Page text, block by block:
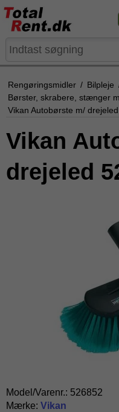
Rengøringsmidler / Bilpleje
Børster, skrabere, stænger
Vikan Autobørste m/
Vikan
drejeled
Model/Varenr.: 526852
Mærke: Vikan